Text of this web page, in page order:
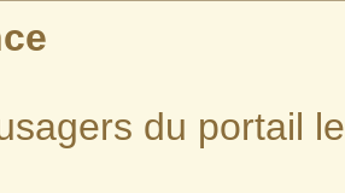
du portail